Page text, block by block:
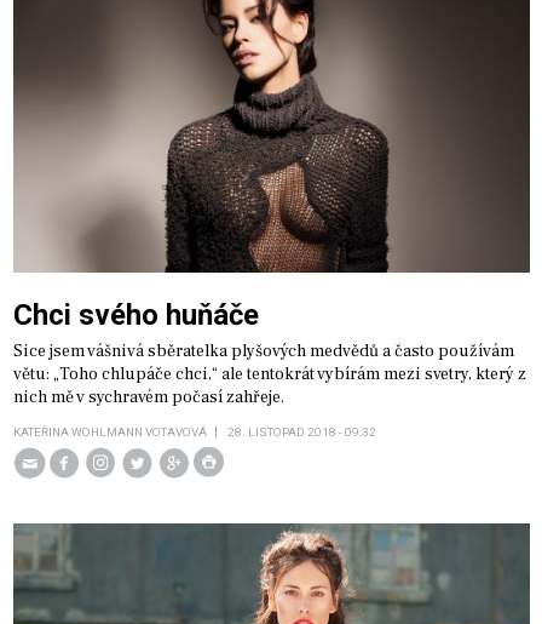
Chci svého huňáče
Sice jsem vášnivá sběratelka plyšových medvědů a často používám
větu: „Toho chlupáče chci,“ ale tentokrát vybírám mezi svetry, který z
nich mě v sychravém počasí zahřeje.
KATEŘINA WOHLMANN VOTAVOVÁ 28. LISTOPAD 2018 - 09:32